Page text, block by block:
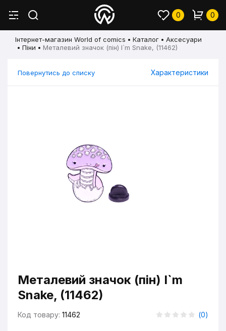
0 0
Інтернет-магазин World of comics Каталог
Аксесуари
Піни
Металевий значок (пін) I`m Snake, (11462)
Повернутись до списку Характеристики
Металевий значок (пін) I`m
Snake, (11462)
Код товару: 11462 (0)